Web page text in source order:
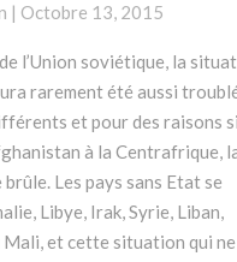
| Octobre 13, 2015
l’Union soviétique, la
rarement été aussi
et pour des raisons si
à la Centrafrique,
Les pays sans Etat se
Libye, Irak, Syrie, Liban,
et cette situation qui